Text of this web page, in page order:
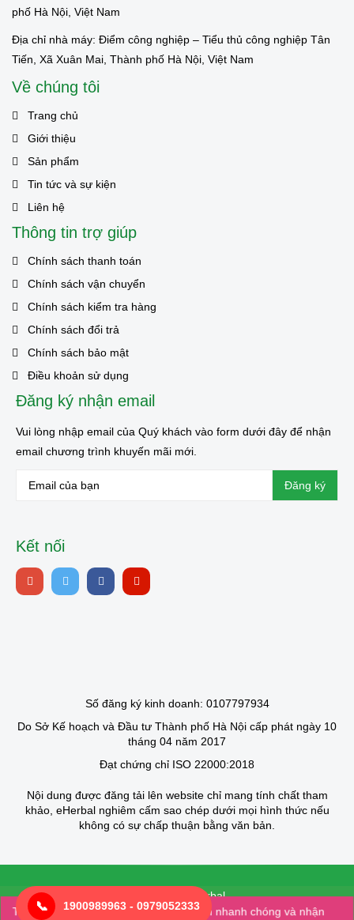
📞 1900989963 - 0979052333
phố Hà Nội, Việt Nam
Địa chỉ nhà máy: Điểm công nghiệp – Tiểu thủ công nghiệp Tân
Tiến, Xã Xuân Mai, Thành phố Hà Nội, Việt Nam
Về chúng tôi
Trang chủ
Giới thiệu
Sản phẩm
Tin tức và sự kiện
Liên hệ
Thông tin trợ giúp
Chính sách thanh toán
Chính sách vận chuyển
Chính sách kiểm tra hàng
Chính sách đổi trả
Chính sách bảo mật
Điều khoản sử dụng
Đăng ký nhận email
Vui lòng nhập email của Quý khách vào form dưới đây để nhận
email chương trình khuyến mãi mới.
Kết nối
Số đăng ký kinh doanh: 0107797934
Do Sở Kế hoạch và Đầu tư Thành phố Hà Nội cấp phát ngày 10
tháng 04 năm 2017
Đạt chứng chỉ ISO 22000:2018
Nội dung được đăng tải lên website chỉ mang tính chất tham
khảo, eHerbal nghiêm cấm sao chép dưới mọi hình thức nếu
không có sự chấp thuận bằng văn bản.
© 2025 của Eherbal
Thiết kế bởi Creative Vietnam
Tải app: eherbal để mua hàng một cách nhanh chóng và nhận